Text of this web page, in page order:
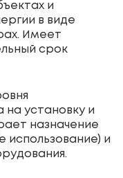
и
в виде
Имеет
срок
установку и
назначение
и